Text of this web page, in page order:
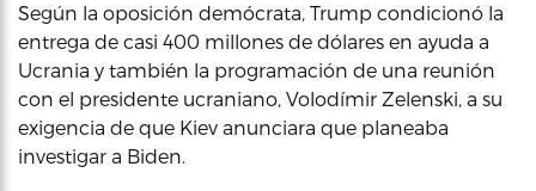
Según la oposición demócrata, Trump condicionó la
entrega de casi 400 millones de dólares en ayuda a
Ucrania y también la programación de una reunión
con el presidente ucraniano, Volodímir Zelenski, a su
exigencia de que Kiev anunciara que planeaba
investigar a Biden.